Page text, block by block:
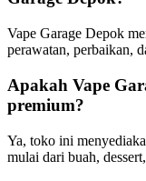
Vape Garage Depok
perawatan, perbaikan,
Apakah Vape
premium?
Ya, toko ini
mulai dari buah,